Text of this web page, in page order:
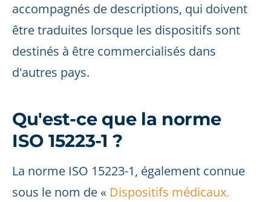
accompagnés de descriptions, qui doivent
être traduites lorsque les dispositifs sont
destinés à être commercialisés dans
d'autres pays.
Qu'est-ce que la norme
ISO 15223-1 ?
La norme ISO 15223-1, également connue
sous le nom de « Dispositifs médicaux.